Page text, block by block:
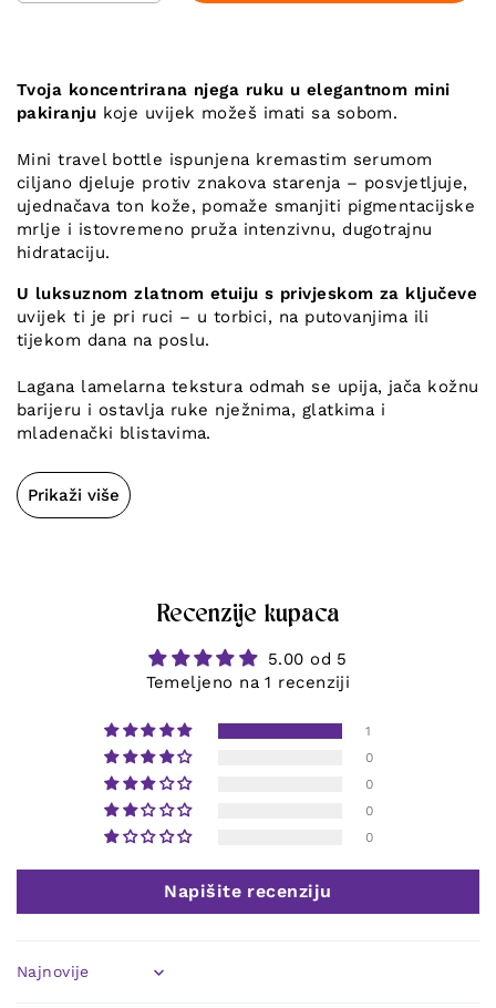
Tvoja koncentrirana njega ruku u elegantnom mini
pakiranju koje uvijek možeš imati sa sobom.
Mini travel bottle ispunjena kremastim serumom
ciljano djeluje protiv znakova starenja – posvjetljuje,
ujednačava ton kože, pomaže smanjiti pigmentacijske
mrlje i istovremeno pruža intenzivnu, dugotrajnu
hidrataciju.
U luksuznom zlatnom etuiju s privjeskom za ključeve
uvijek ti je pri ruci – u torbici, na putovanjima ili
tijekom dana na poslu.
Lagana lamelarna tekstura odmah se upija, jača kožnu
barijeru i ostavlja ruke nježnima, glatkima i
mladenački blistavima.
Prikaži više
Recenzije kupaca
5.00 od 5
Temeljeno na 1 recenziji
1
0
0
0
0
Napišite recenziju
Sort by